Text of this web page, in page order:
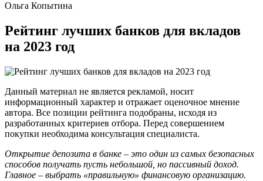
Ольга Копытина
Рейтинг лучших банков для вкладов
на 2023 год
Данный материал не является рекламой, носит
информационный характер и отражает оценочное мнение
автора. Все позиции рейтинга подобраны, исходя из
разработанных критериев отбора. Перед совершением
покупки необходима консультация специалиста.
Открытие депозита в банке – это один из самых безопасных
способов получать пусть небольшой, но пассивный доход.
Главное – выбрать «правильную» финансовую организацию.